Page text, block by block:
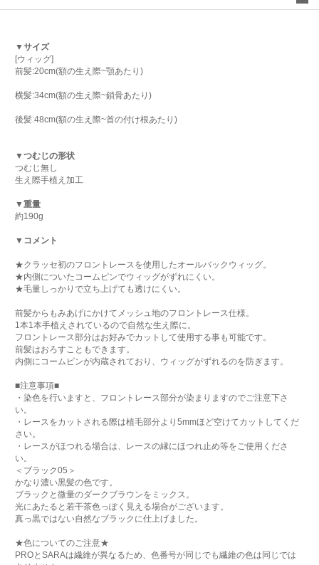
▼サイズ
[ウィッグ]
前髪:20cm(額の生え際~顎あたり)
横髪:34cm(額の生え際~鎖骨あたり)
後髪:48cm(額の生え際~首の付け根あたり)
▼つむじの形状
つむじ無し
生え際手植え加工
▼重量
約190g
▼コメント
★クラッセ初のフロントレースを使用したオールバックウィッグ。
★内側についたコームピンでウィッグがずれにくい。
★毛量しっかりで立ち上げても透けにくい。
前髪からもみあげにかけてメッシュ地のフロントレース仕様。
1本1本手植えされているので自然な生え際に。
フロントレース部分はお好みでカットして使用する事も可能です。
前髪はおろすこともできます。
内側にコームピンが内蔵されており、ウィッグがずれるのを防ぎます。
■注意事項■
・染色を行いますと、フロントレース部分が染まりますのでご注意下さ
い。
・レースをカットされる際は植毛部分より5mmほど空けてカットしてくだ
さい。
・レースがほつれる場合は、レースの縁にほつれ止め等をご使用くださ
い。
＜ブラック05＞
かなり濃い黒髪の色です。
ブラックと微量のダークブラウンをミックス。
光にあたると若干茶色っぽく見える場合がございます。
真っ黒ではない自然なブラックに仕上げました。
★色についてのご注意★
PROとSARAは繊維が異なるため、色番号が同じでも繊維の色は同じでは